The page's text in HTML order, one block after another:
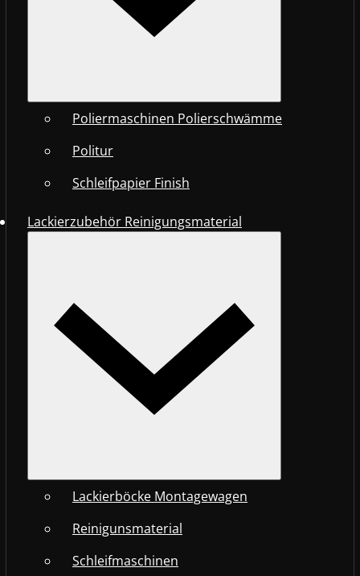
Poliermaschinen Polierschwämme
Politur
Schleifpapier Finish
Lackierzubehör Reinigungsmaterial
Lackierböcke Montagewagen
Reinigunsmaterial
Schleifmaschinen